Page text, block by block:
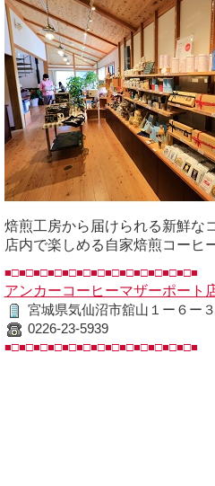
焙煎工房から届けられる新鮮な
店内で楽しめる自家焙煎コーヒ
■□■□■□■□■□■□■□■□■□■□■□■□■□■
アンカーコーヒーマザーポート
宮城県気仙沼市舘山１ー６ー３
0226-23-5939
■□■□■□■□■□■□■□■□■□■□■□■□■□■